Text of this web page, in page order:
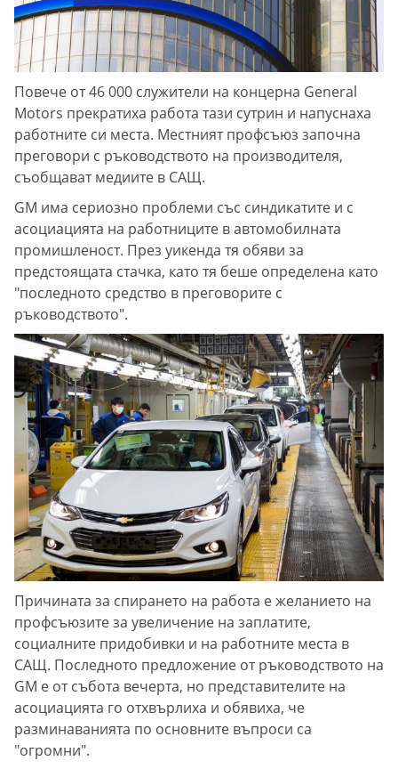
Повече от 46 000 служители на концерна General
Motors прекратиха работа тази сутрин и напуснаха
работните си места. Местният профсъюз започна
преговори с ръководството на производителя,
съобщават медиите в САЩ.
GM има сериозно проблеми със синдикатите и с
асоциацията на работниците в автомобилната
промишленост. През уикенда тя обяви за
предстоящата стачка, като тя беше определена като
"последното средство в преговорите с
ръководството".
Причината за спирането на работа е желанието на
профсъюзите за увеличение на заплатите,
социалните придобивки и на работните места в
САЩ. Последното предложение от ръководството на
GM е от събота вечерта, но представителите на
асоциацията го отхвърлиха и обявиха, че
разминаванията по основните въпроси са
"огромни".